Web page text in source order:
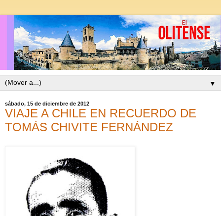
▼
sábado, 15 de diciembre de 2012
VIAJE A CHILE EN RECUERDO DE
TOMÁS CHIVITE FERNÁNDEZ